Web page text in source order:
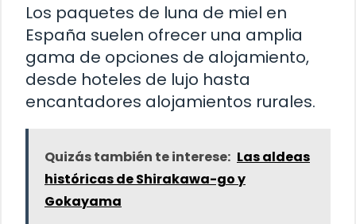
Los paquetes de luna de miel en
España suelen ofrecer una amplia
gama de opciones de alojamiento,
desde hoteles de lujo hasta
encantadores alojamientos rurales.
Quizás también te interese: Las aldeas
históricas de Shirakawa-go y
Gokayama